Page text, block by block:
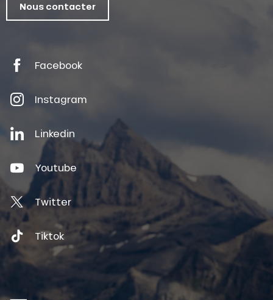
Nous contacter
Facebook
Instagram
Linkedin
Youtube
Twitter
Tiktok